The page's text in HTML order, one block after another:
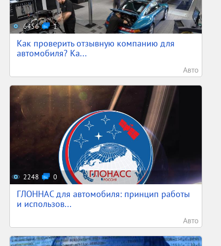
6456 1
Как проверить отзывную компанию для
автомобиля? Ка...
Авто
2248 0
ГЛОННАС для автомобиля: принцип работы
и использов...
Авто